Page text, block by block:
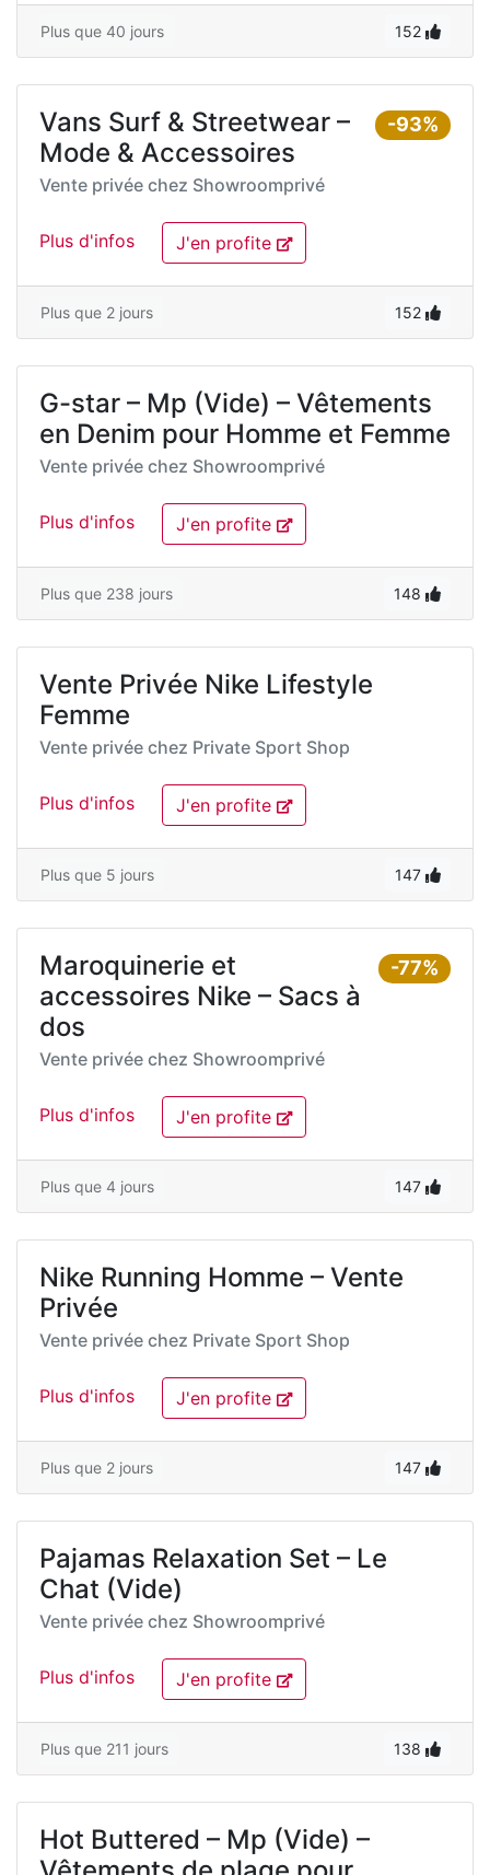
Plus que 40 jours 152
-93%
Vans Surf & Streetwear –
Mode & Accessoires
Vente privée chez Showroomprivé
Plus d'infos J'en profite
Plus que 2 jours 152
G-star – Mp (Vide) – Vêtements
en Denim pour Homme et Femme
Vente privée chez Showroomprivé
Plus d'infos J'en profite
Plus que 238 jours 148
Vente Privée Nike Lifestyle
Femme
Vente privée chez Private Sport Shop
Plus d'infos J'en profite
Plus que 5 jours 147
-77%
Maroquinerie et
accessoires Nike – Sacs à
dos
Vente privée chez Showroomprivé
Plus d'infos J'en profite
Plus que 4 jours 147
Nike Running Homme – Vente
Privée
Vente privée chez Private Sport Shop
Plus d'infos J'en profite
Plus que 2 jours 147
Pajamas Relaxation Set – Le
Chat (Vide)
Vente privée chez Showroomprivé
Plus d'infos J'en profite
Plus que 211 jours 138
Hot Buttered – Mp (Vide) –